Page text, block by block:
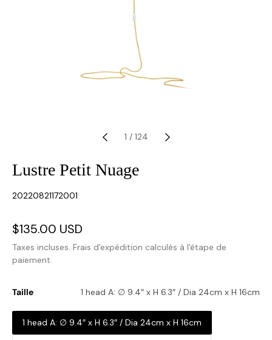
1 / 124
Lustre Petit Nuage
SKU:
20220821172001
Prix
soldé
$135.00 USD
habituel
Taxes incluses. Frais d'expédition calculés à l'étape de
paiement.
Taille 1 head A: ∅ 9.4″ x H 6.3″ / Dia 24cm x H 16cm
1 head A: ∅ 9.4″ x H 6.3″ / Dia 24cm x H 16cm